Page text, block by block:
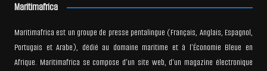
Maritimafrica
Maritimafrica est un groupe de presse pentalingue (Français, Anglais, Espagnol,
Portugais et Arabe), dédié au domaine maritime et à l’Économie Bleue en
Afrique. Maritimafrica se compose d’un site web, d’un magazine électronique